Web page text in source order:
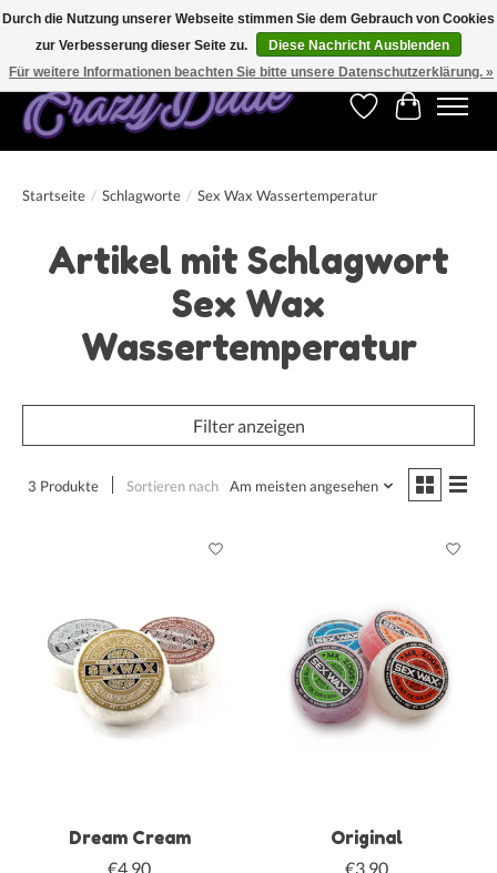
Kostenfreier Versand für Bestellungen ab 250 €. Weltweite Lieferung!
Wunschzettel
Ihr
Startseite / Schlagworte / Sex Wax Wassertemperatur
Artikel mit Schlagwort
Sex Wax
Wassertemperatur
Filter anzeigen
3 Produkte Sortieren nach Am meisten angesehen
Dream Cream
€4,90
Original
€3,90
Durch die Nutzung unserer Webseite stimmen Sie dem Gebrauch von Cookies
zur Verbesserung dieser Seite zu.
Diese Nachricht Ausblenden
Für weitere Informationen beachten Sie bitte unsere Datenschutzerklärung. »